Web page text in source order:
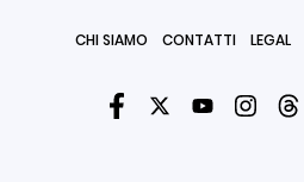
CHI SIAMO CONTATTI LEGAL